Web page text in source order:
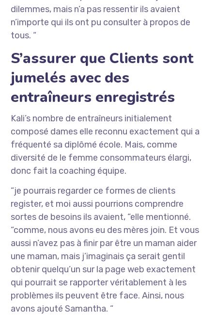
dilemmes, mais n’a pas ressentir ils avaient
n’importe qui ils ont pu consulter à propos de
tous. “
S’assurer que Clients sont
jumelés avec des
entraîneurs enregistrés
Kali’s nombre de entraîneurs initialement
composé dames elle reconnu exactement qui a
fréquenté sa diplômé école. Mais, comme
diversité de le femme consommateurs élargi,
donc fait la coaching équipe.
“je pourrais regarder ce formes de clients
register, et moi aussi pourrions comprendre
sortes de besoins ils avaient, “elle mentionné.
“comme, nous avons eu des mères join. Et vous
aussi n’avez pas à finir par être un maman aider
une maman, mais j’imaginais ça serait gentil
obtenir quelqu’un sur la page web exactement
qui pourrait se rapporter véritablement à les
problèmes ils peuvent être face. Ainsi, nous
avons ajouté Samantha. “